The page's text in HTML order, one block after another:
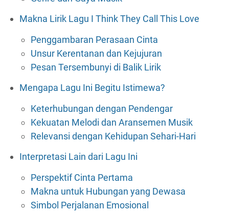
Makna Lirik Lagu I Think They Call This Love
Penggambaran Perasaan Cinta
Unsur Kerentanan dan Kejujuran
Pesan Tersembunyi di Balik Lirik
Mengapa Lagu Ini Begitu Istimewa?
Keterhubungan dengan Pendengar
Kekuatan Melodi dan Aransemen Musik
Relevansi dengan Kehidupan Sehari-Hari
Interpretasi Lain dari Lagu Ini
Perspektif Cinta Pertama
Makna untuk Hubungan yang Dewasa
Simbol Perjalanan Emosional